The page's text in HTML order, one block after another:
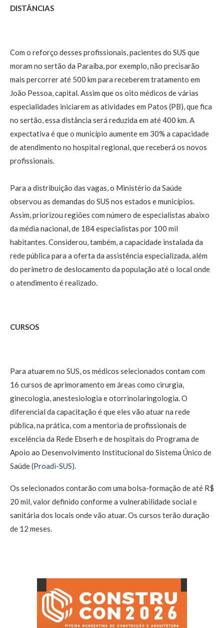
DISTÂNCIAS
Com o reforço desses profissionais, pacientes do SUS que
moram no sertão da Paraíba, por exemplo, não precisarão
mais percorrer até 500 km para receberem tratamento em
João Pessoa, capital. Assim que os oito médicos de várias
especialidades iniciarem as atividades em Patos (PB), que fica
no sertão, essa distância será reduzida em até 400 km. A
expectativa é que o município aumente em 30% a capacidade
de atendimento no hospital regional, que receberá os novos
profissionais.
Para a distribuição das vagas, o Ministério da Saúde
observou as demandas do SUS nos estados e municípios.
Assim, priorizou regiões com número de especialistas abaixo
da média nacional, de 184 especialistas por 100 mil
habitantes. Considerou, também, a capacidade instalada da
rede pública para a oferta da assistência especializada, além
do perímetro de deslocamento da população até o local onde
o atendimento é realizado.
CURSOS
Para atuarem no SUS, os médicos selecionados contam com
16 cursos de aprimoramento em áreas como cirurgia,
ginecologia, anestesiologia e otorrinolaringologia. O
diferencial da capacitação é que eles vão atuar na rede
pública, na prática, com a mentoria de profissionais de
excelência da Rede Ebserh e de hospitais do Programa de
Apoio ao Desenvolvimento Institucional do Sistema Único de
Saúde(Proadi-SUS).
Os selecionados contarão com uma bolsa-formação de até R$
20 mil, valor definido conforme a vulnerabilidade social e
sanitária dos locais onde vão atuar. Os cursos terão duração
de 12 meses.